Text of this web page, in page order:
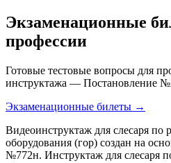
Экзаменационные
профессии
Готовые тестовые вопросы для
инструктажа — Постановление
Экзаменационные билеты →
Видеоинструктаж для слесаря
оборудования (гор) создан на
№772н. Инструктаж для слесаря